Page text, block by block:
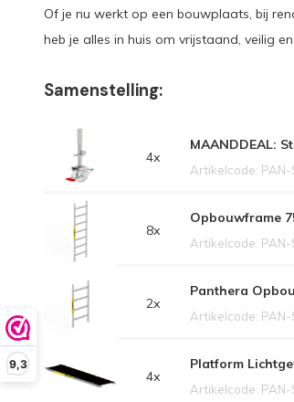
9,3
Of je nu werkt op een bouwplaats, bij
heb je alles in huis om vrijstaand, veilig
Samenstelling:
4x
MAANDDEAL:
Artikelcode:
8x
Opbouwframe
Artikelcode:
2x
Panthera
Artikelcode:
4x
Platform
Artikelcode: PAN-